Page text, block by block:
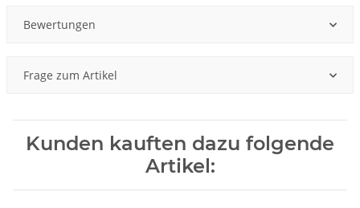
Bewertungen
Frage zum Artikel
Kunden kauften dazu folgende
Artikel: